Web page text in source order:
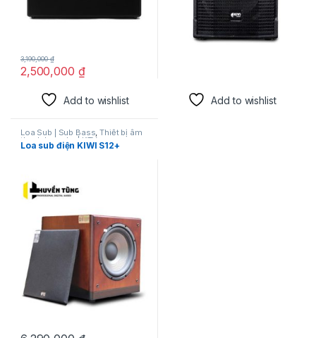
2,500,000 ₫
3,190,000₫
Add to wishlist Add to wishlist
Loa Sub | Sub Bass,Thiết bị âm
thanh karaoke | KTV
Loa sub điện KIWI S12+